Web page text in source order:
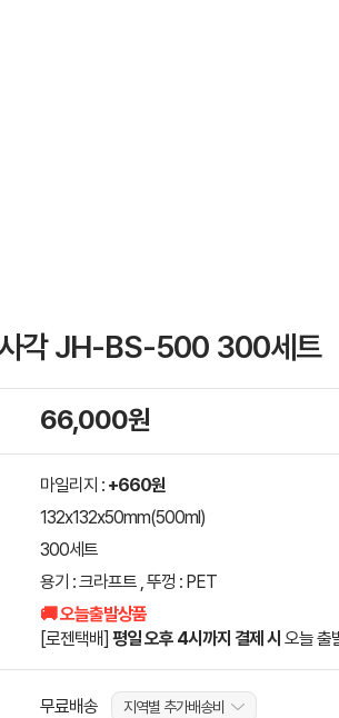
각 JH-BS-500 300세트
66,000원
마일리지 : +660원
132x132x50mm(500ml)
300세트
용기 : 크라프트 , 뚜껑 : PET
🚚 오늘출발상품
[로젠택배] 평일 오후 4시까지 결제 시 오늘 출
무료배송
지역별 추가배송비